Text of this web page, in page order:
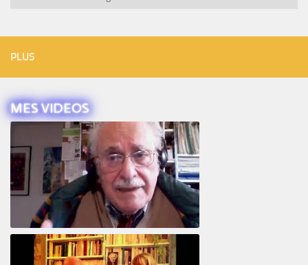
PLUS
MES VIDEOS
Intervista ad Alberto Eiguer